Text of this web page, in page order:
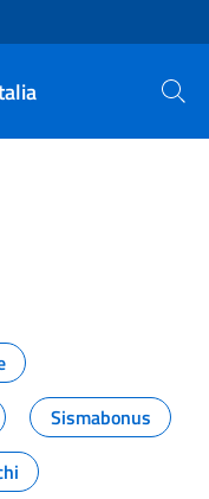
Cerca
pagina
Sismabonus